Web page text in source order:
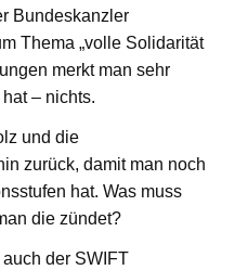
Bundeskanzler
Thema „volle Solidarität
merkt man sehr
– nichts.
und die
zurück, damit man noch
hat. Was muss
die zündet?
der SWIFT